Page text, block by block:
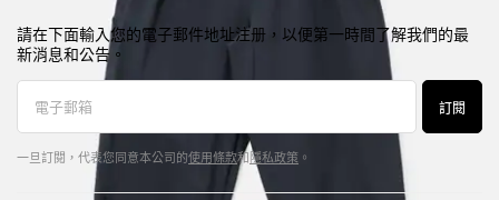
請在下面輸入您的電子郵件地址注册，以便第一時間了解我們的最
新消息和公告。
訂閱
一旦訂閱，代表您同意本公司的使用條款和隱私政策 。